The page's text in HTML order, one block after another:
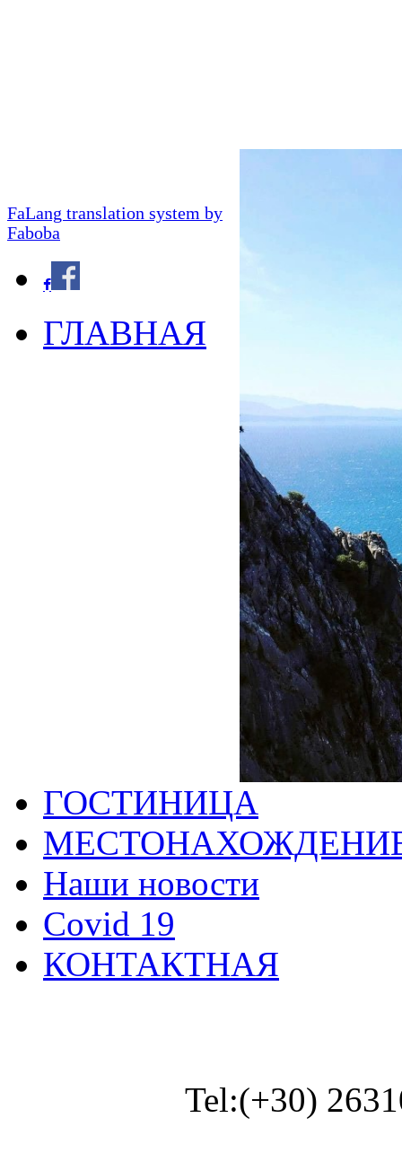
FaLang translation system by
Faboba
ГЛАВНАЯ
ГОСТИНИЦА
Наши новости
Covid 19
КОНТАКТНАЯ
Tel:(+30)